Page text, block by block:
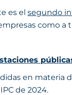
es el segundo
como a
en materia
de 2024.